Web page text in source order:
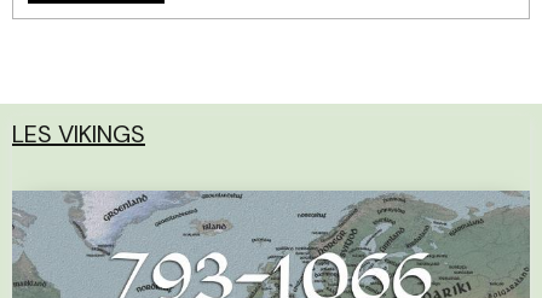
LES VIKINGS